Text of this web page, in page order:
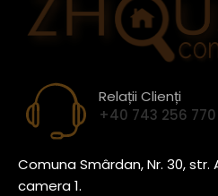
Relații Clienți
+40 743 256 770
Comuna Smârdan, Nr. 30, str.
camera 1.